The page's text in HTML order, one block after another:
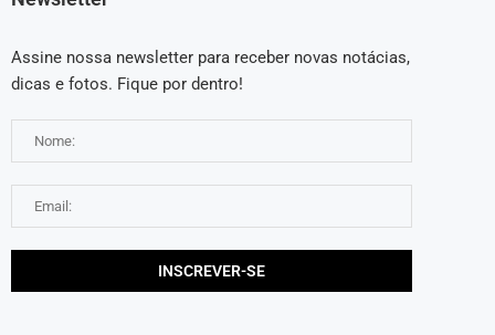
Assine nossa newsletter para receber novas notácias,
dicas e fotos. Fique por dentro!